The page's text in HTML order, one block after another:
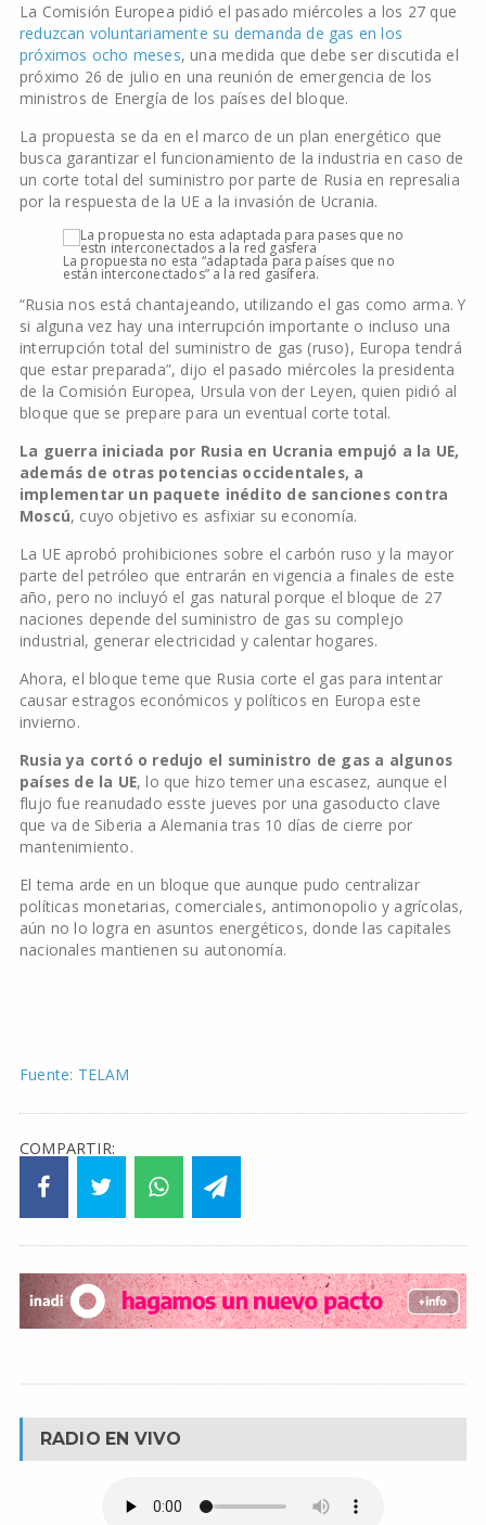
La Comisión Europea pidió el pasado miércoles a los 27 que
reduzcan voluntariamente su demanda de gas en los
próximos ocho meses, una medida que debe ser discutida el
próximo 26 de julio en una reunión de emergencia de los
ministros de Energía de los países del bloque.
La propuesta se da en el marco de un plan energético que
busca garantizar el funcionamiento de la industria en caso de
un corte total del suministro por parte de Rusia en represalia
por la respuesta de la UE a la invasión de Ucrania.
La propuesta no esta “adaptada para países que no
están interconectados” a la red gasífera.
“Rusia nos está chantajeando, utilizando el gas como arma. Y
si alguna vez hay una interrupción importante o incluso una
interrupción total del suministro de gas (ruso), Europa tendrá
que estar preparada”, dijo el pasado miércoles la presidenta
de la Comisión Europea, Ursula von der Leyen, quien pidió al
bloque que se prepare para un eventual corte total.
La guerra iniciada por Rusia en Ucrania empujó a la UE,
además de otras potencias occidentales, a
implementar un paquete inédito de sanciones contra
Moscú, cuyo objetivo es asfixiar su economía.
La UE aprobó prohibiciones sobre el carbón ruso y la mayor
parte del petróleo que entrarán en vigencia a finales de este
año, pero no incluyó el gas natural porque el bloque de 27
naciones depende del suministro de gas su complejo
industrial, generar electricidad y calentar hogares.
Ahora, el bloque teme que Rusia corte el gas para intentar
causar estragos económicos y políticos en Europa este
invierno.
Rusia ya cortó o redujo el suministro de gas a algunos
países de la UE, lo que hizo temer una escasez, aunque el
flujo fue reanudado esste jueves por una gasoducto clave
que va de Siberia a Alemania tras 10 días de cierre por
mantenimiento.
El tema arde en un bloque que aunque pudo centralizar
políticas monetarias, comerciales, antimonopolio y agrícolas,
aún no lo logra en asuntos energéticos, donde las capitales
nacionales mantienen su autonomía.
Fuente: TELAM
COMPARTIR:
RADIO EN VIVO